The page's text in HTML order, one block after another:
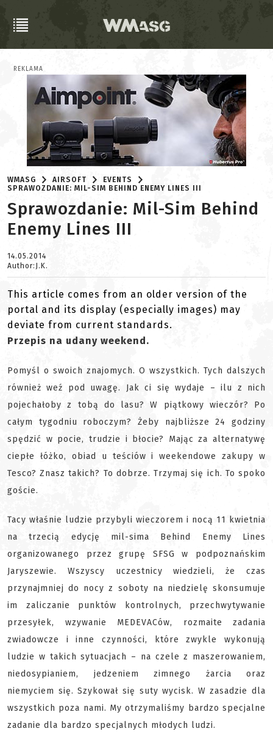
REKLAMA
WMASG AIRSOFT
EVENTS
SPRAWOZDANIE: MIL-SIM BEHIND ENEMY LINES III
Sprawozdanie: Mil-Sim Behind
Enemy Lines III
14.05.2014
Author:J.K.
This article comes from an older version of the
portal and its display (especially images) may
deviate from current standards.
Przepis na udany weekend.
Pomyśl o swoich znajomych. O wszystkich. Tych dalszych
również weź pod uwagę. Jak ci się wydaje – ilu z nich
pojechałoby z tobą do lasu? W piątkowy wieczór? Po
całym tygodniu roboczym? Żeby najbliższe 24 godziny
spędzić w pocie, trudzie i błocie? Mając za alternatywę
ciepłe łóżko, obiad u teściów i weekendowe zakupy w
Tesco? Znasz takich? To dobrze. Trzymaj się ich. To spoko
goście.
Tacy właśnie ludzie przybyli wieczorem i nocą 11 kwietnia
na trzecią edycję mil-sima Behind Enemy Lines
organizowanego przez grupę SFSG w podpoznańskim
Jaryszewie. Wszyscy uczestnicy wiedzieli, że czas
przynajmniej do nocy z soboty na niedzielę skonsumuje
im zaliczanie punktów kontrolnych, przechwytywanie
przesyłek, wzywanie MEDEVACów, rozmaite zadania
zwiadowcze i inne czynności, które zwykle wykonują
ludzie w takich sytuacjach – na czele z maszerowaniem,
niedosypianiem, jedzeniem zimnego żarcia oraz
niemyciem się. Szykował się suty wycisk. W zasadzie dla
wszystkich poza nami. My otrzymaliśmy bardzo specjalne
zadanie dla bardzo specjalnych młodych ludzi.